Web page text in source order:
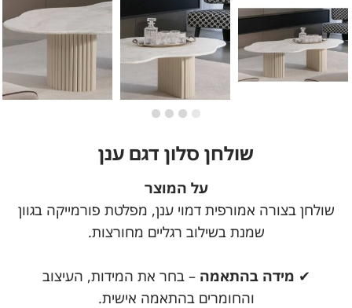
שולחן סלון דגם ענן
על המוצר
שולחן בצורה אמורפית דמוי ענן, מפלטת פורמייקה בגוון
שמנת בשילוב רגליים מחורצות.
✔ מידה בהתאמה – בחר את המידות, העיצוב
והחומרים בהתאמה אישית.